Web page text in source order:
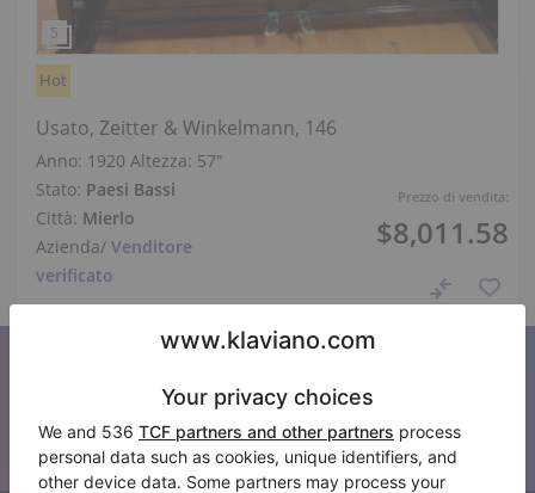
Prezzo di vendita:
$8,011.58
Hot
Usato, Zeitter & Winkelmann, 146
Anno: 1920 Altezza: 57″
Stato: Paesi Bassi
Città: Mierlo
Azienda/ Venditore
verificato
Iscriviti alla nostra newsletter
Tenetevi aggiornati su tutte le novità di Klaviano